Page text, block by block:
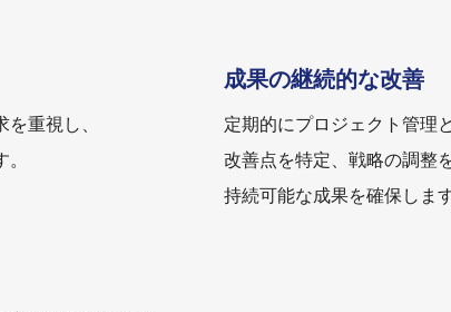
重視し、
成果の継続的な改善
定期的にプロジェクト管理
改善点を特定、戦略の調整
持続可能な成果を確保します